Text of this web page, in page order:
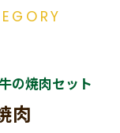
の焼肉セット
肉